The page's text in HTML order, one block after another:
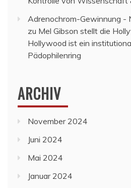
Adrenochrom-Gewinnung -
zu Mel Gibson stellt die
Hollywood ist ein
Pädophilenring
ARCHIV
November 2024
Juni 2024
Mai 2024
Januar 2024